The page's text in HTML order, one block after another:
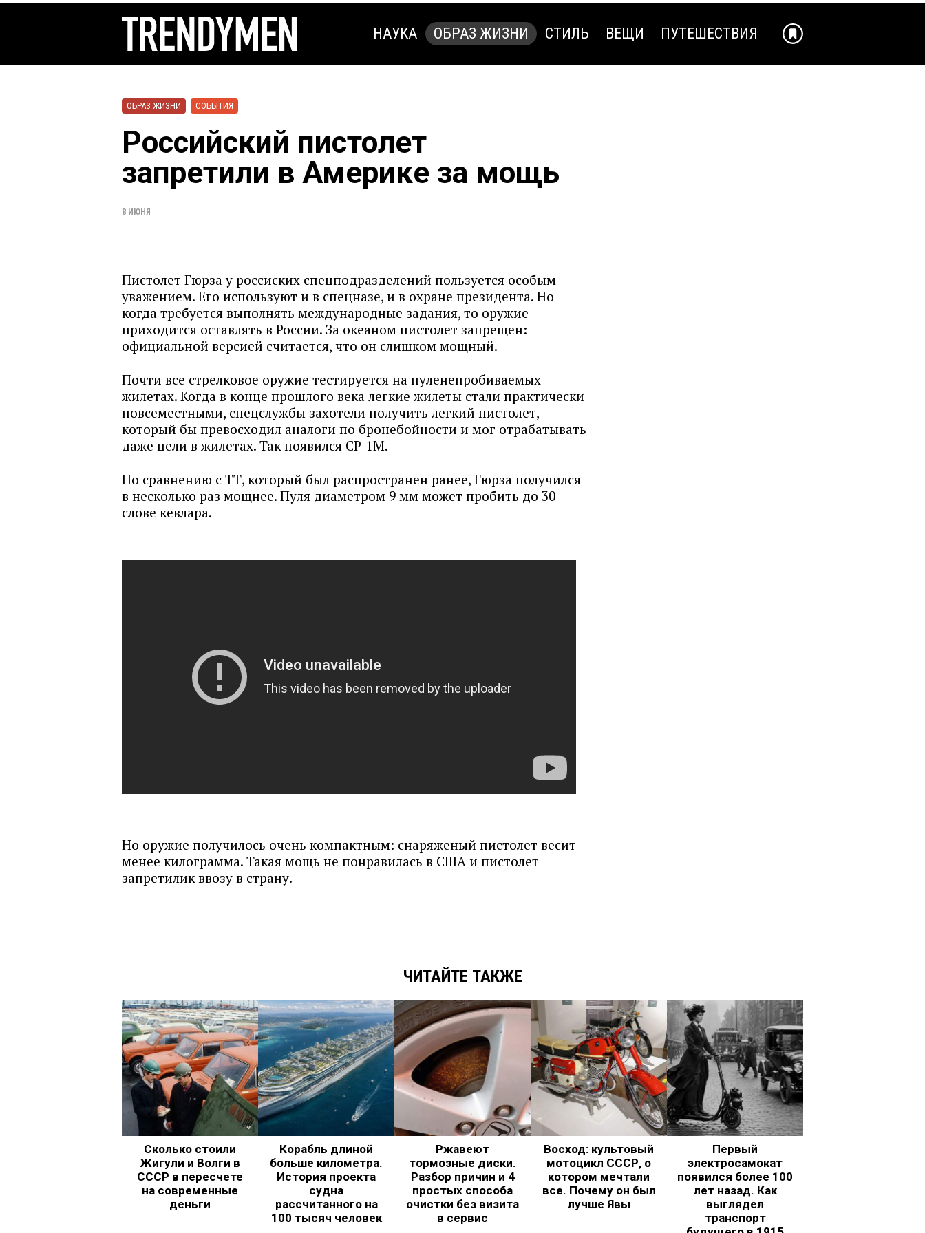
НАУКА ОБРАЗ ЖИЗНИ СТИЛЬ ВЕЩИ ПУТЕШЕСТВИЯ
ОБРАЗ ЖИЗНИ СОБЫТИЯ
Российский пистолет
запретили в Америке за мощь
8 ИЮНЯ
Пистолет Гюрза у россиских спецподразделений пользуется особым
уважением. Его используют и в спецназе, и в охране президента. Но
когда требуется выполнять международные задания, то оружие
приходится оставлять в России. За океаном пистолет запрещен:
официальной версией считается, что он слишком мощный.
Почти все стрелковое оружие тестируется на пуленепробиваемых
жилетах. Когда в конце прошлого века легкие жилеты стали практически
повсеместными, спецслужбы захотели получить легкий пистолет,
который бы превосходил аналоги по бронебойности и мог отрабатывать
даже цели в жилетах. Так появился СР-1М.
По сравнению с ТТ, который был распространен ранее, Гюрза получился
в несколько раз мощнее. Пуля диаметром 9 мм может пробить до 30
слове кевлара.
Но оружие получилось очень компактным: снаряженый пистолет весит
менее килограмма. Такая мощь не понравилась в США и пистолет
запретилик ввозу в страну.
ЧИТАЙТЕ ТАКЖЕ
Сколько стоили
Жигули и Волги в
СССР в пересчете
на современные
деньги
Корабль длиной
больше километра.
История проекта
судна
рассчитанного на
100 тысяч человек
Ржавеют
тормозные диски.
Разбор причин и 4
простых способа
очистки без визита
в сервис
Восход: культовый
мотоцикл СССР, о
котором мечтали
все. Почему он был
лучше Явы
Первый
электросамокат
появился более 100
лет назад. Как
выглядел
транспорт